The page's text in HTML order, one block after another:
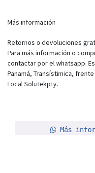
Más información
Retornos o devoluciones
Para más información o
contactar por el whatsapp.
Panamá, Transístimica,
Local Solutekpty.
Más